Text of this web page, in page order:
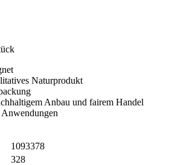
Naturprodukt
Anbau und fairem Handel
1093378
328